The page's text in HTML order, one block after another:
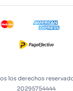
Promos
los derechos
20295754444